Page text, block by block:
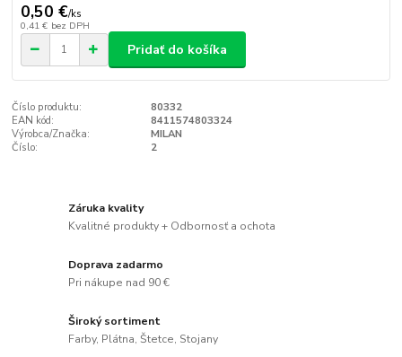
0,50 €/ks
0,41 € bez DPH
Pridať do košíka
Číslo produktu:
80332
EAN kód:
8411574803324
Výrobca/Značka:
MILAN
Číslo:
2
Záruka kvality
Kvalitné produkty + Odbornosť a ochota
Doprava zadarmo
Pri nákupe nad 90 €
Široký sortiment
Farby, Plátna, Štetce, Stojany